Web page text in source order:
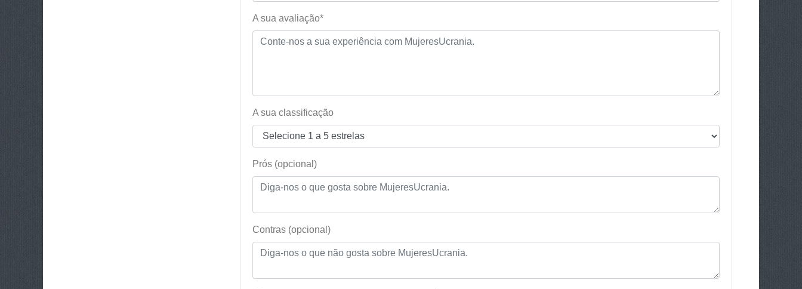
A sua avaliação*
A sua classificação
Prós (opcional)
Contras (opcional)